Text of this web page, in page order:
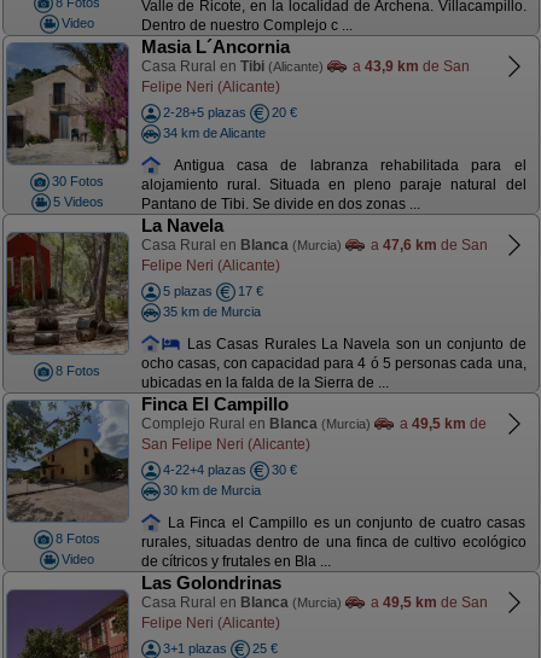
Video
Valle de Ricote, en la localidad de Archena. Villacampillo.
Dentro de nuestro Complejo c ...
30 Fotos
5 Videos
Masia L´Ancornia
Casa Rural en Tibi (Alicante) a 43,9 km de San
Felipe Neri (Alicante)
2-28+5 plazas
20 €
34 km de Alicante
Antigua casa de labranza rehabilitada para el
alojamiento rural. Situada en pleno paraje natural del
Pantano de Tibi. Se divide en dos zonas ...
8 Fotos
La Navela
Casa Rural en Blanca (Murcia) a 47,6 km de San
Felipe Neri (Alicante)
5 plazas
17 €
35 km de Murcia
Las Casas Rurales La Navela son un conjunto de
ocho casas, con capacidad para 4 ó 5 personas cada una,
ubicadas en la falda de la Sierra de ...
8 Fotos
Video
Finca El Campillo
Complejo Rural en Blanca (Murcia) a 49,5 km de
San Felipe Neri (Alicante)
4-22+4 plazas
30 €
30 km de Murcia
La Finca el Campillo es un conjunto de cuatro casas
rurales, situadas dentro de una finca de cultivo ecológico
de cítricos y frutales en Bla ...
Las Golondrinas
Casa Rural en Blanca (Murcia) a 49,5 km de San
Felipe Neri (Alicante)
3+1 plazas
25 €